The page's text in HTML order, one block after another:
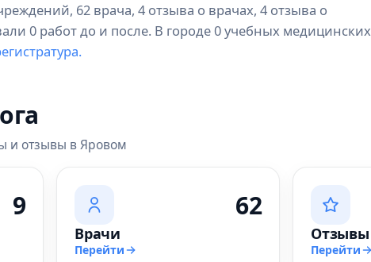
62 врача, 4 отзыва о врачах, 4 отзыва о
0 работ до и после. В городе 0 учебных медицинских
и отзывы в Яровом
9 62
Врачи
Перейти
Отзывы
Перейти